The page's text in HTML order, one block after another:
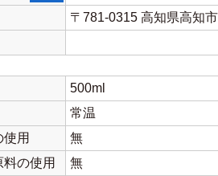
〒781-0315 高知県高知
500ml
常温
用
無
の使用
無